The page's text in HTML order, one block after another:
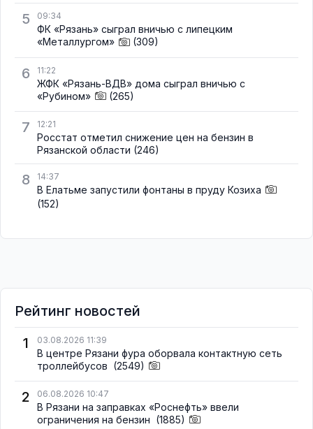
5 09:34
ФК «Рязань» сыграл вничью с липецким
«Металлургом»
(309)
6 11:22
ЖФК «Рязань-ВДВ» дома сыграл вничью с
«Рубином»
(265)
7 12:21
Росстат отметил снижение цен на бензин в
Рязанской области (246)
8 14:37
В Елатьме запустили фонтаны в пруду Козиха
(152)
Рейтинг новостей
1
03.08.2026 11:39
В центре Рязани фура оборвала контактную сеть
троллейбусов (2549)
2 06.08.2026 10:47
В Рязани на заправках «Роснефть» ввели
ограничения на бензин (1885)